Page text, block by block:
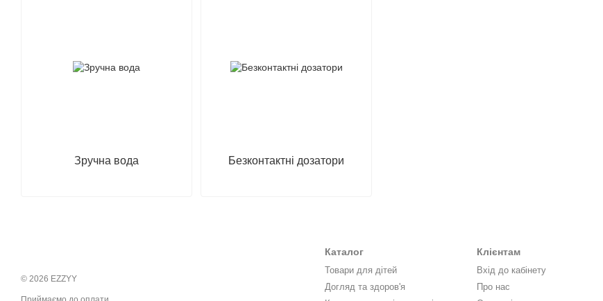
Зручна вода Безконтактні дозатори
© 2026 EZZYY
Каталог
Товари для дітей
Догляд та здоров'я
Клієнтам
Вхід до кабінету
Про нас